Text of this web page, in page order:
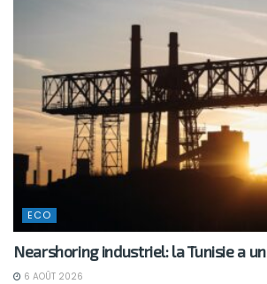
ECO
Nearshoring industriel: la Tunisie a
6 AOÛT 2026